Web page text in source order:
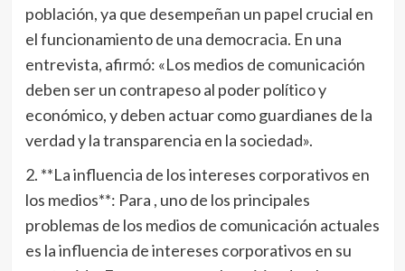
población, ya que desempeñan un papel crucial en
el funcionamiento de una democracia. En una
entrevista, afirmó: «Los medios de comunicación
deben ser un contrapeso al poder político y
económico, y deben actuar como guardianes de la
verdad y la transparencia en la sociedad».
2. **La influencia de los intereses corporativos en
los medios**: Para , uno de los principales
problemas de los medios de comunicación actuales
es la influencia de intereses corporativos en su